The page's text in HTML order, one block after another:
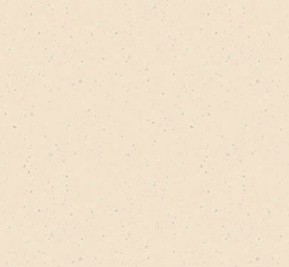
с лентой filter
filter
filter
filter
filter
filter
filter
filter
30х30 filter
filter
filter
30х40 filter
filter
filter